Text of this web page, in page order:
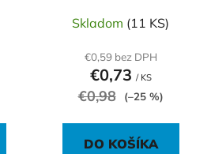
Skladom (11 KS)
€0,59 bez DPH
€0,73 / KS
€0,98 (–25 %)
DO KOŠÍKA